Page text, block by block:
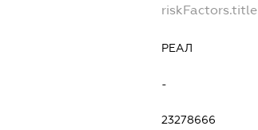
riskFactors.title
РЕАЛ
-
23278666